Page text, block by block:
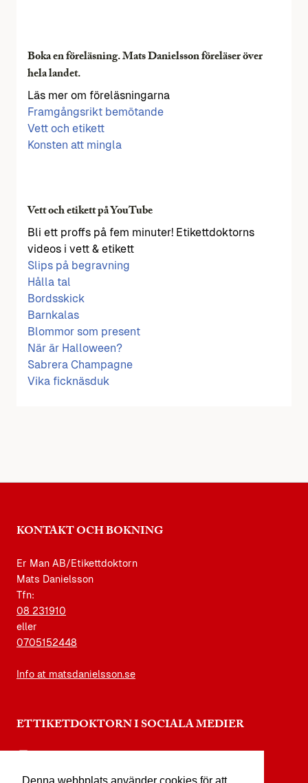
Boka en föreläsning. Mats Danielsson föreläser över
hela landet.
Läs mer om föreläsningarna
Framgångsrikt bemötande
Vett och etikett
Konsten att mingla
Vett och etikett på YouTube
Bli ett proffs på fem minuter! Etikettdoktorns
videos i vett & etikett
Slips på begravning
Hålla tal
Bordsskick
Barnkalas
Blommor som present
När är Halloween?
Sabrera Champagne
Vika ficknäsduk
KONTAKT OCH BOKNING
Er Man AB/Etikettdoktorn
Mats Danielsson
Tfn:
08 231910
eller
0705152448
Info at matsdanielsson.se
ETTIKETDOKTORN I SOCIALA MEDIER